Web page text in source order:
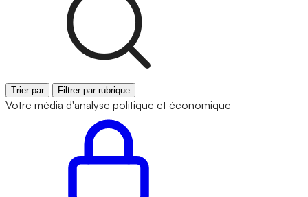
Trier par Filtrer par rubrique
Votre média d'analyse politique et économique